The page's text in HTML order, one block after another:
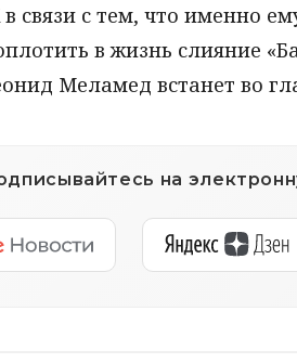
связи с тем, что именно
в жизнь слияние
Меламед встанет во
на